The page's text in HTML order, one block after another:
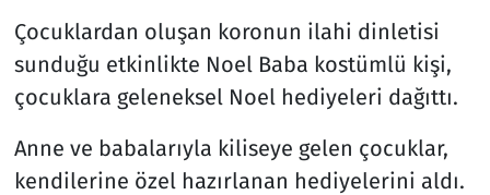
Çocuklardan oluşan koronun ilahi dinletisi
sunduğu etkinlikte Noel Baba kostümlü kişi,
çocuklara geleneksel Noel hediyeleri dağıttı.
Anne ve babalarıyla kiliseye gelen çocuklar,
kendilerine özel hazırlanan hediyelerini aldı.
Seçim 2023
Spor
Teknoloji ve Bilim